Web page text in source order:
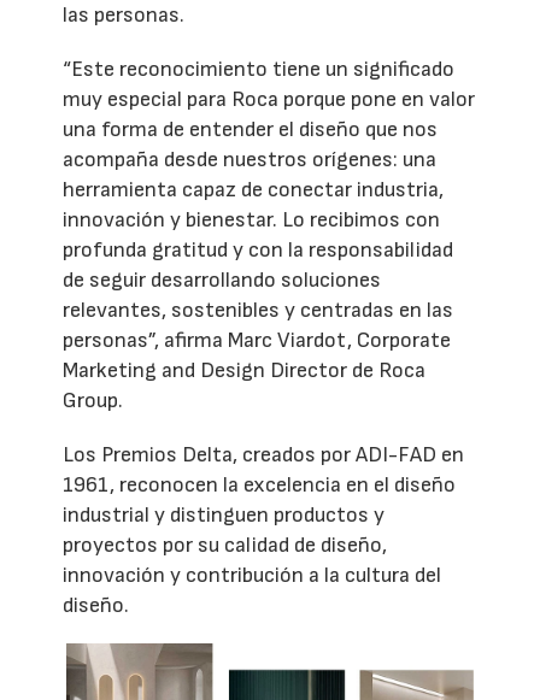
las personas.
“Este reconocimiento tiene un significado
muy especial para Roca porque pone en valor
una forma de entender el diseño que nos
acompaña desde nuestros orígenes: una
herramienta capaz de conectar industria,
innovación y bienestar. Lo recibimos con
profunda gratitud y con la responsabilidad
de seguir desarrollando soluciones
relevantes, sostenibles y centradas en las
personas”, afirma Marc Viardot, Corporate
Marketing and Design Director de Roca
Group.
Los Premios Delta, creados por ADI-FAD en
1961, reconocen la excelencia en el diseño
industrial y distinguen productos y
proyectos por su calidad de diseño,
innovación y contribución a la cultura del
diseño.